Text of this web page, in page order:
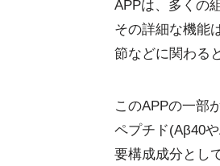
APPは、多くの
その詳細な機能
節などに関わる
このAPPの一部
ペプチド(Aβ40
要構成成分とし